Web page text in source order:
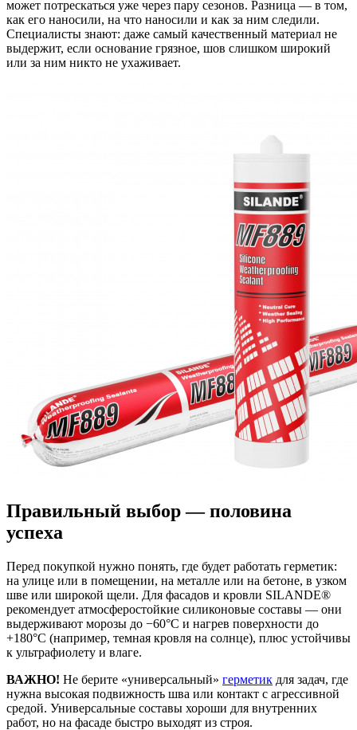
может потрескаться уже через пару сезонов. Разница — в том,
как его наносили, на что наносили и как за ним следили.
Специалисты знают: даже самый качественный материал не
выдержит, если основание грязное, шов слишком широкий
или за ним никто не ухаживает.
Правильный выбор — половина
успеха
Перед покупкой нужно понять, где будет работать герметик:
на улице или в помещении, на металле или на бетоне, в узком
шве или широкой щели. Для фасадов и кровли SILANDE®
рекомендует атмосферостойкие силиконовые составы — они
выдерживают морозы до −60°C и нагрев поверхности до
+180°C (например, темная кровля на солнце), плюс устойчивы
к ультрафиолету и влаге.
ВАЖНО! Не берите «универсальный» герметик для задач, где
нужна высокая подвижность шва или контакт с агрессивной
средой. Универсальные составы хороши для внутренних
работ, но на фасаде быстро выходят из строя.